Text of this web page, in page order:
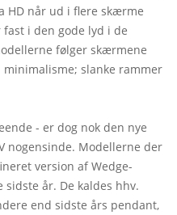
HD når ud i flere skærme
i den gode lyd i de
følger skærmene
slanke rammer
- er dog nok den nye
nogensinde. Modellerne der
version af Wedge-
sidste år. De kaldes hhv.
end sidste års pendant,